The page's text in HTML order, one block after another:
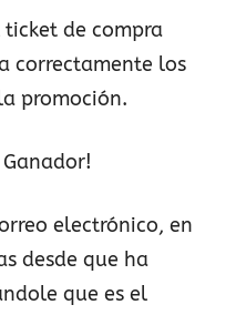
de compra
correctamente los
promoción.
electrónico, en
desde que ha
que es el